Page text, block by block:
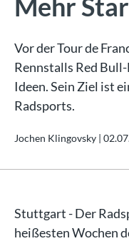
Mehr
Vor der Tour de
Rennstalls Red
Ideen. Sein Ziel ist
Radsports.
Jochen Klingovsky |
Stuttgart - Der
heißesten Wochen